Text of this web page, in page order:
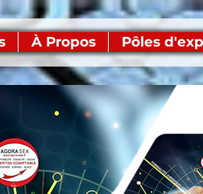
À Propos Pôles